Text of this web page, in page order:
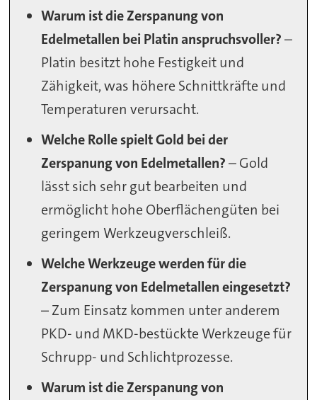
Warum ist die Zerspanung von
Edelmetallen bei Platin anspruchsvoller?–
Platin besitzt hohe Festigkeit und
Zähigkeit, was höhere Schnittkräfte und
Temperaturen verursacht.
Welche Rolle spielt Gold bei der
Zerspanung von Edelmetallen?– Gold
lässt sich sehr gut bearbeiten und
ermöglicht hohe Oberflächengüten bei
geringem Werkzeugverschleiß.
Welche Werkzeuge werden für die
Zerspanung von Edelmetallen eingesetzt?
– Zum Einsatz kommen unter anderem
PKD- und MKD-bestückte Werkzeuge für
Schrupp- und Schlichtprozesse.
Warum ist die Zerspanung von